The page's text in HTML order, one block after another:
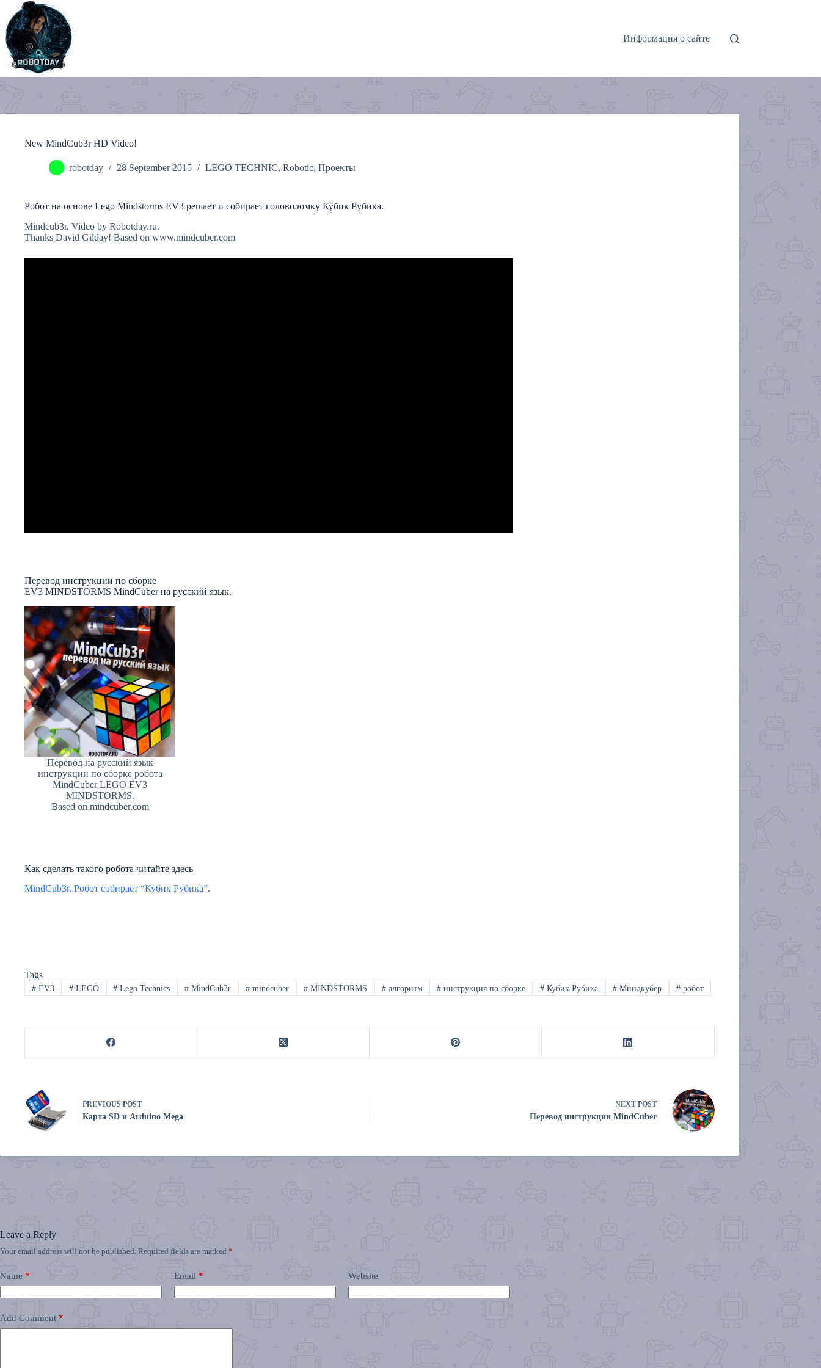
content
Информация о сайте
New MindCub3r HD Video!
robotday 28 September 2015 LEGO TECHNIC, Robotic, Проекты
Робот на основе Lego Mindstorms EV3 решает и собирает головоломку Кубик Рубика.
Mindcub3r. Video by Robotday.ru.
Thanks David Gilday! Based on www.mindcuber.com
Перевод инструкции по сборке
EV3 MINDSTORMS MindCuber на русский язык.
Перевод на русский язык
инструкции по сборке робота
MindCuber LEGO EV3
MINDSTORMS.
Based on mindcuber.com
Как сделать такого робота читайте здесь
MindCub3r. Робот собирает “Кубик Рубика”.
Tags
#EV3 #LEGO # Lego Technics # MindCub3r # mindcuber #MINDSTORMS #алгоритм # инструкция по сборке # Кубик Рубика #Миндкубер #робот
PREVIOUS POST
Карта SD и Arduino Mega
NEXT POST
Перевод инструкции MindCuber
Leave a Reply
Your email address will not be published. Required fields are marked *
Name * Email * Website
Add Comment *